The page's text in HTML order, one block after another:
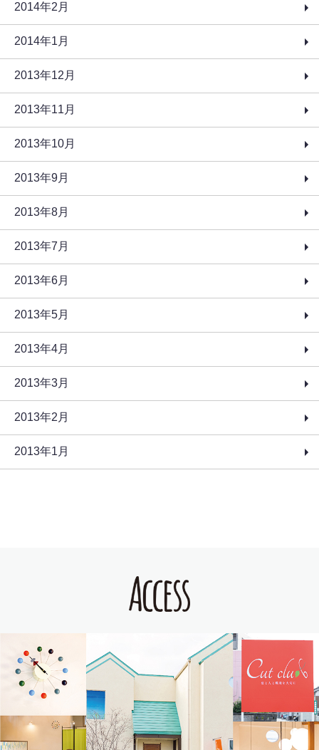
2014年2月
2014年1月
2013年12月
2013年11月
2013年10月
2013年9月
2013年8月
2013年7月
2013年6月
2013年5月
2013年4月
2013年3月
2013年2月
2013年1月